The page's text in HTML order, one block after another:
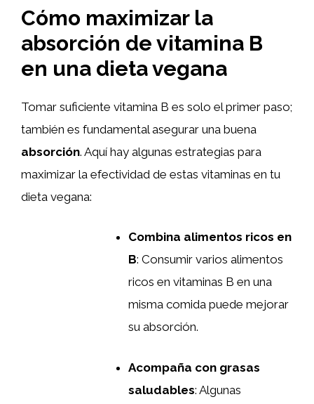
Cómo maximizar la
absorción de vitamina B
en una dieta vegana
Tomar suficiente vitamina B es solo el primer paso;
también es fundamental asegurar una buena
absorción. Aquí hay algunas estrategias para
maximizar la efectividad de estas vitaminas en tu
dieta vegana:
Combina alimentos ricos en
B: Consumir varios alimentos
ricos en vitaminas B en una
misma comida puede mejorar
su absorción.
Acompaña con grasas
saludables: Algunas